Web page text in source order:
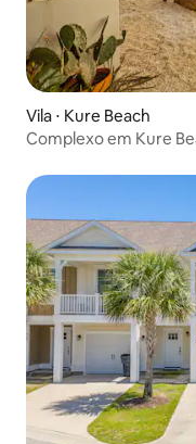
Vila ⋅ Kure Beach
Complexo em Kure